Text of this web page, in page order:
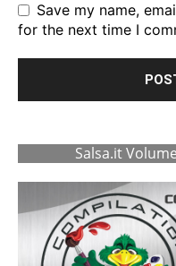
Save my name,
for the next time I
Salsa.it